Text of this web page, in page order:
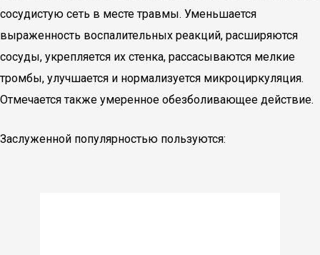
сосудистую сеть в месте травмы. Уменьшается
выраженность воспалительных реакций, расширяются
сосуды, укрепляется их стенка, рассасываются мелкие
тромбы, улучшается и нормализуется микроциркуляция.
Отмечается также умеренное обезболивающее действие.
Заслуженной популярностью пользуются: